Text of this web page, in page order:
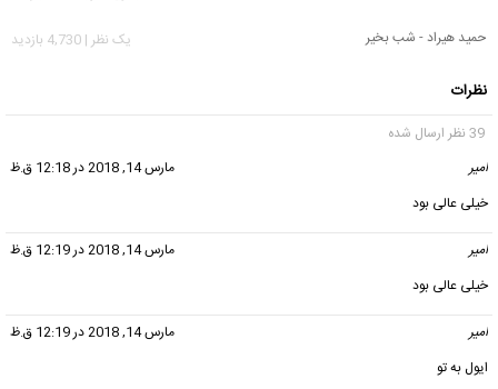
حمید هیراد - شب بخیر
يک نظر | 4,730 بازدید
نظرات
39 نظر ارسال شده
امیر
مارس 14, 2018 در 12:18 ق.ظ
خیلی عالی بود
امیر
مارس 14, 2018 در 12:19 ق.ظ
خیلی عالی بود
امیر
مارس 14, 2018 در 12:19 ق.ظ
ایول به تو